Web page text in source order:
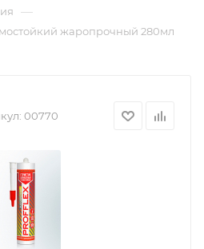
—
жаропрочный 280мл
00770